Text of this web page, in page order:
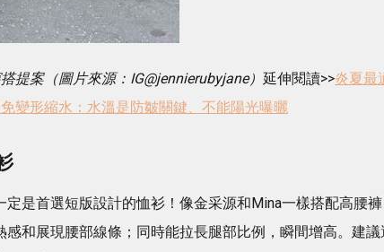
提案（圖片來源：IG@jennierubyjane） 延伸閱讀>>炎夏最
變形縮水：水溫是防皺關鍵、不能陽光曝曬
是首選短版設計的恤衫！像金采源和Mina一樣搭配高腰褲
和展現腰部線條；同時能拉長腿部比例，瞬間增高。建議